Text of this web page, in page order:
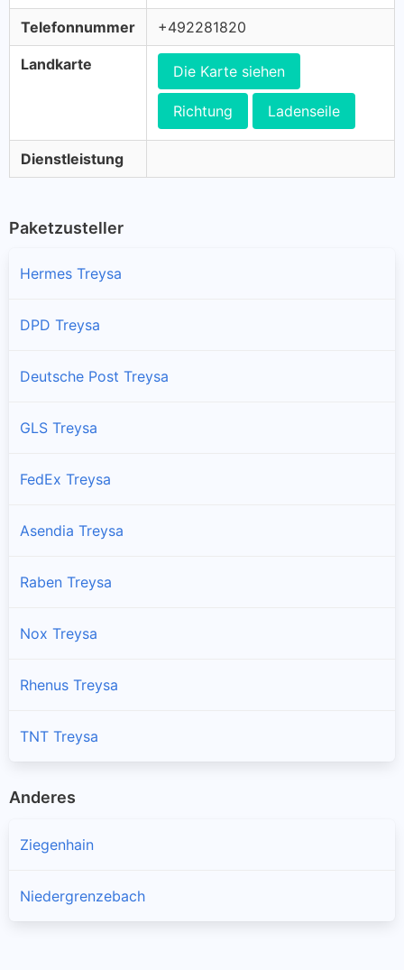
Telefonnummer +492281820
Landkarte Die Karte siehen
Richtung Ladenseile
Dienstleistung
Paketzusteller
Hermes Treysa
DPD Treysa
Deutsche Post Treysa
GLS Treysa
FedEx Treysa
Asendia Treysa
Raben Treysa
Nox Treysa
Rhenus Treysa
TNT Treysa
Anderes
Ziegenhain
Niedergrenzebach